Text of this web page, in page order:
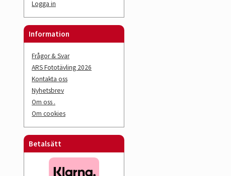
Logga in
Information
Frågor & Svar
ARS Fototävling 2026
Kontakta oss
Nyhetsbrev
Om oss .
Om cookies
Betalsätt